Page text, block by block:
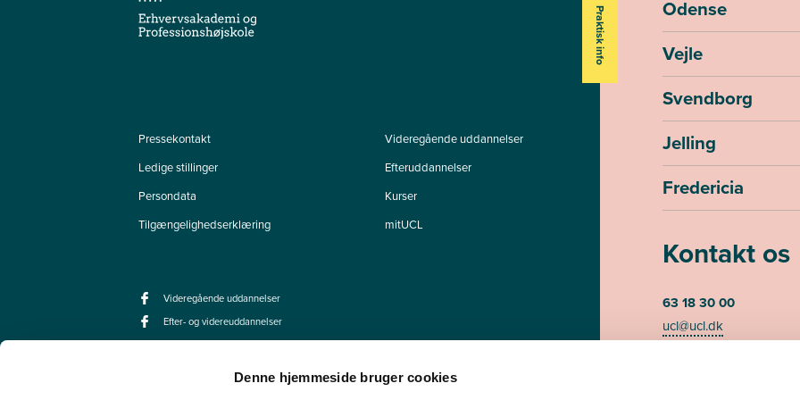
Denne hjemmeside bruger cookies
Pressekontakt
Ledige stillinger
Persondata
Tilgængelighedserklæring
Videregående uddannelser
Efteruddannelser
Kurser
mitUCL
Videregående uddannelser
Efter- og videreuddannelser
Praktisk info
Odense
Vejle
Svendborg
Jelling
Fredericia
Kontakt os
63 18 30 00
ucl@ucl.dk